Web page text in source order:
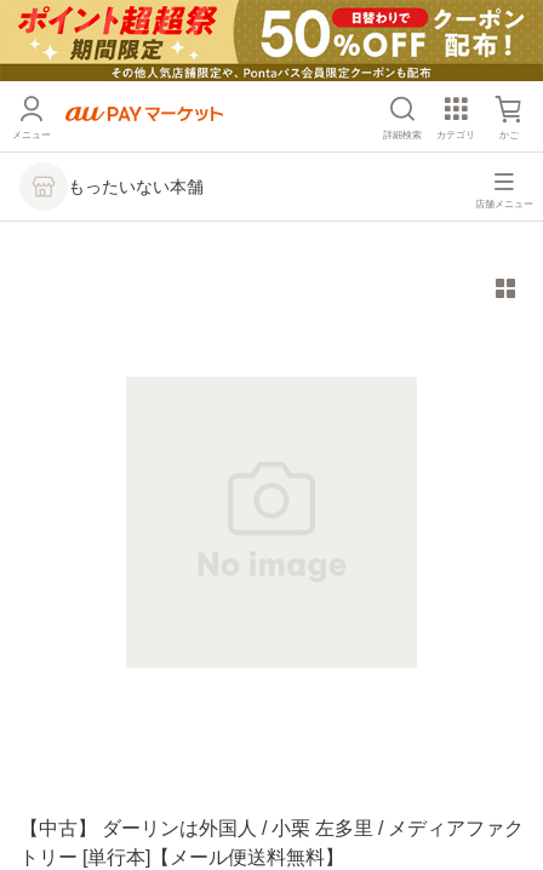
メニュー 詳細検索 カテゴリ かご
もったいない本舗
店舗メニュー
【中古】 ダーリンは外国人 / 小栗 左多里 / メディアファク
トリー [単行本]【メール便送料無料】